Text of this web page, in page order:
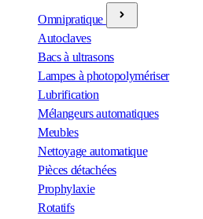
Omnipratique
Autoclaves
Bacs à ultrasons
Lampes à photopolymériser
Lubrification
Mélangeurs automatiques
Meubles
Nettoyage automatique
Pièces détachées
Prophylaxie
Rotatifs